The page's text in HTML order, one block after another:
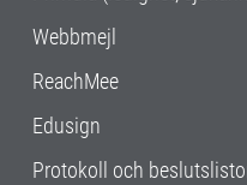
Webbmejl
ReachMee
Edusign
Protokoll och